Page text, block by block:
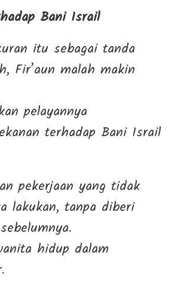
Bani Israil
itu sebagai tanda
Fir’aun malah makin
pelayannya
terhadap Bani Israil
pekerjaan yang tidak
lakukan, tanpa diberi
hidup dalam